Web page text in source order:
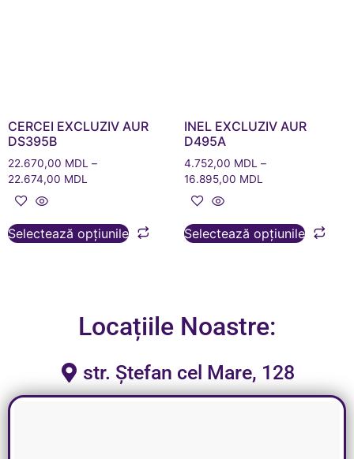
CERCEI EXCLUZIV AUR
DS395B
22.670,00 MDL –
22.674,00 MDL
Selectează opțiunile
INEL EXCLUZIV AUR
D495A
4.752,00 MDL –
16.895,00 MDL
Selectează opțiunile
Locațiile Noastre:
str. Ștefan cel Mare, 128